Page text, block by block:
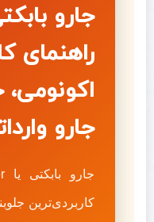
جارو
راهنمای
جارو
کاربردی‌ترین